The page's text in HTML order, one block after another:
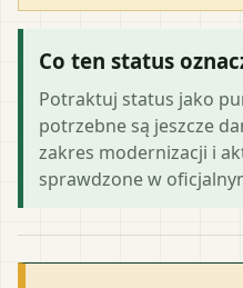
Co ten status
Potraktuj status jako
potrzebne są jeszcze
zakres modernizacji i
sprawdzone w